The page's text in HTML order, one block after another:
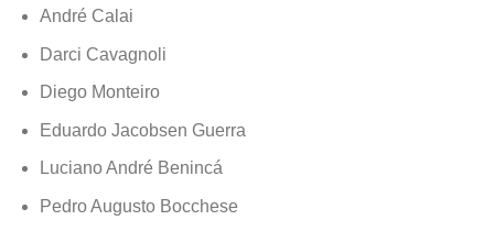
André Calai
Darci Cavagnoli
Diego Monteiro
Eduardo Jacobsen Guerra
Luciano André Benincá
Pedro Augusto Bocchese